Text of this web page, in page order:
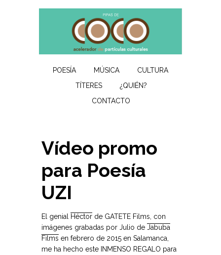
POESÍA MÚSICA
CULTURA
TÍTERES
¿QUIÉN?
CONTACTO
Vídeo promo
para Poesía
UZI
El genial Héctor de GATETE Films, con
imágenes grabadas por Julio de Jabuba
Films en febrero de 2015 en Salamanca,
me ha hecho este INMENSO REGALO para